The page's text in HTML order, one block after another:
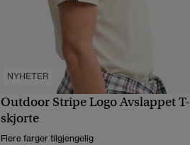
NYHETER
HURTIGVISNING
Outdoor Stripe Logo Avslappet T-
skjorte
Flere farger tilgjengelig